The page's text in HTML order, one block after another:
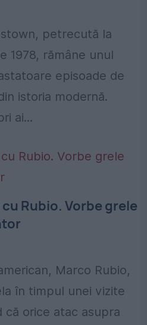
petrecută la
1978, rămâne unul
episoade de
istoria modernă.
ai...
Rubio. Vorbe grele
Marco Rubio,
în timpul unei vizite
că orice atac asupra